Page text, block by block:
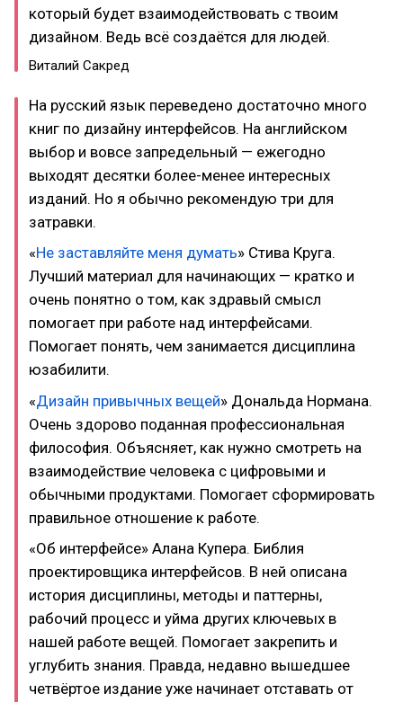
который будет взаимодействовать с твоим
дизайном. Ведь всё создаётся для людей.
Виталий Сакред
На русский язык переведено достаточно много
книг по дизайну интерфейсов. На английском
выбор и вовсе запредельный — ежегодно
выходят десятки более-менее интересных
изданий. Но я обычно рекомендую три для
затравки.
«Не заставляйте меня думать» Стива Круга.
Лучший материал для начинающих — кратко и
очень понятно о том, как здравый смысл
помогает при работе над интерфейсами.
Помогает понять, чем занимается дисциплина
юзабилити.
«Дизайн привычных вещей» Дональда Нормана.
Очень здорово поданная профессиональная
философия. Объясняет, как нужно смотреть на
взаимодействие человека с цифровыми и
обычными продуктами. Помогает сформировать
правильное отношение к работе.
«Об интерфейсе» Алана Купера. Библия
проектировщика интерфейсов. В ней описана
история дисциплины, методы и паттерны,
рабочий процесс и уйма других ключевых в
нашей работе вещей. Помогает закрепить и
углубить знания. Правда, недавно вышедшее
четвёртое издание уже начинает отставать от